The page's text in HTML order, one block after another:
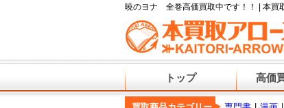
暁のヨナ 全巻高価買取中です！！ | 本買
トップ 高価